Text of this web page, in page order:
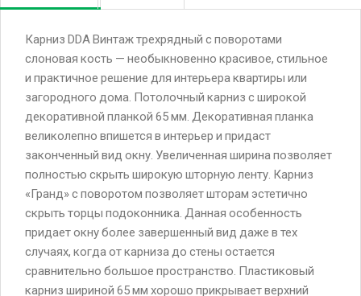
Карниз DDA Винтаж трехрядный с поворотами
слоновая кость — необыкновенно красивое, стильное
и практичное решение для интерьера квартиры или
загородного дома. Потолочный карниз с широкой
декоративной планкой 65 мм. Декоративная планка
великолепно впишется в интерьер и придаст
законченный вид окну. Увеличенная ширина позволяет
полностью скрыть широкую шторную ленту. Карниз
«Гранд» с поворотом позволяет шторам эстетично
скрыть торцы подоконника. Данная особенность
придает окну более завершенный вид даже в тех
случаях, когда от карниза до стены остается
сравнительно большое пространство. Пластиковый
карниз шириной 65 мм хорошо прикрывает верхний